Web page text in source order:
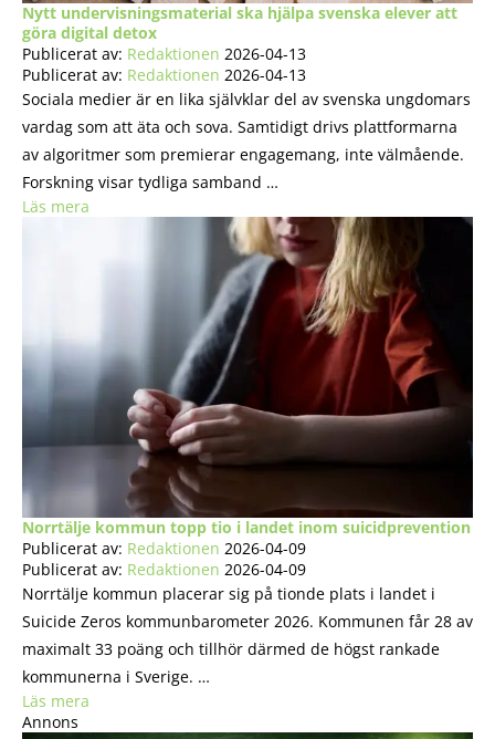
Nytt undervisningsmaterial ska hjälpa svenska elever att
göra digital detox
Publicerat av: Redaktionen 2026-04-13
Publicerat av: Redaktionen 2026-04-13
Sociala medier är en lika självklar del av svenska ungdomars
vardag som att äta och sova. Samtidigt drivs plattformarna
av algoritmer som premierar engagemang, inte välmående.
Forskning visar tydliga samband …
Läs mera
Norrtälje kommun topp tio i landet inom suicidprevention
Publicerat av: Redaktionen 2026-04-09
Publicerat av: Redaktionen 2026-04-09
Norrtälje kommun placerar sig på tionde plats i landet i
Suicide Zeros kommunbarometer 2026. Kommunen får 28 av
maximalt 33 poäng och tillhör därmed de högst rankade
kommunerna i Sverige. …
Läs mera
Annons